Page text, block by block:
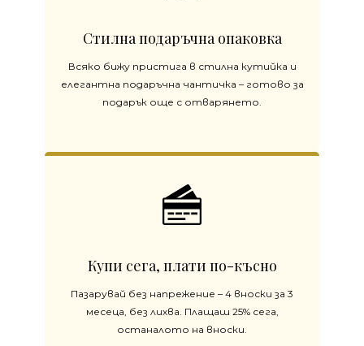
Стилна подаръчна опаковка
Всяко бижу пристига в стилна кутийка и
елегантна подаръчна чантичка – готово за
подарък още с отварянето.
Купи сега, плати по-късно
Пазарувай без напрежение – 4 вноски за 3
месеца, без лихва. Плащаш 25% сега,
останалото на вноски.